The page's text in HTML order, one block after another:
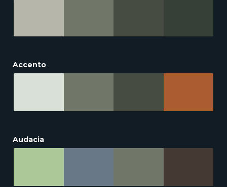
Accento
Audacia